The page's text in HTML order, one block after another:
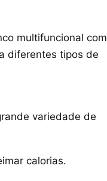
multifuncional com
diferentes tipos de
variedade de
calorias.